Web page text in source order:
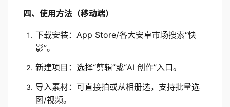
四、使用方法（移动端）
下载安装：App Store/各大安卓市场搜索“快
影”。
新建项目：选择“剪辑”或“AI 创作”入口。
导入素材：可直接拍或从相册选，支持批量选
图/视频。